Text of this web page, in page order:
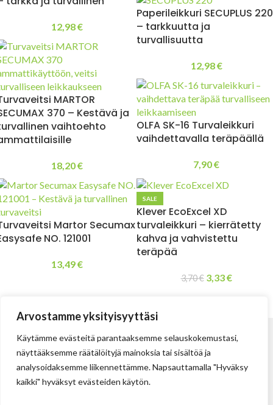
Arvostamme yksityisyyttäsi
Käytämme evästeitä parantaaksemme selauskokemustasi,
näyttääksemme räätälöityjä mainoksia tai sisältöä ja
analysoidaksemme liikennettämme. Napsauttamalla "Hyväksy
kaikki" hyväksyt evästeiden käytön.
12,98€
Paperileikkuri SECUPLUS 220
– tarkkuutta ja
turvallisuutta
12,98€
MARTOR
370 – Kestävä ja
vaihtoehto
18,20€
OLFA SK-16 Turvaleikkuri
vaihdettavalla teräpäällä
7,90€
SALE
Klever EcoExcel XD
turvaleikkuri – kierrätetty
kahva ja vahvistettu
teräpää
3,70€ 3,33€
Martor Secumax
NO. 121001
13,49€
Load more products